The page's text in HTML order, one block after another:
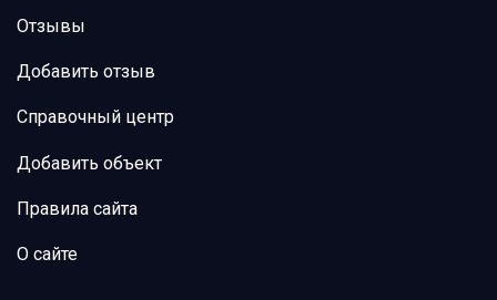
Отзывы
Добавить отзыв
Справочный центр
Добавить объект
Правила сайта
О сайте